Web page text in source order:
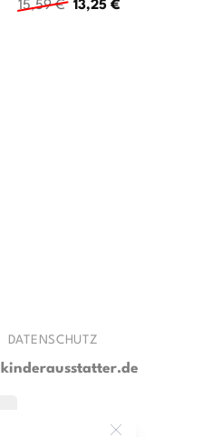
15,59€ Ursprünglicher
13,25 €Aktueller
DATENSCHUTZ
kinderausstatter.de